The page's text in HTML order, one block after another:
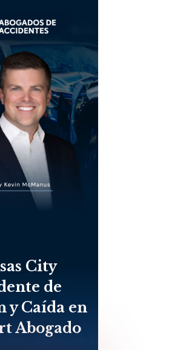
City
de
y Caída en
Abogado